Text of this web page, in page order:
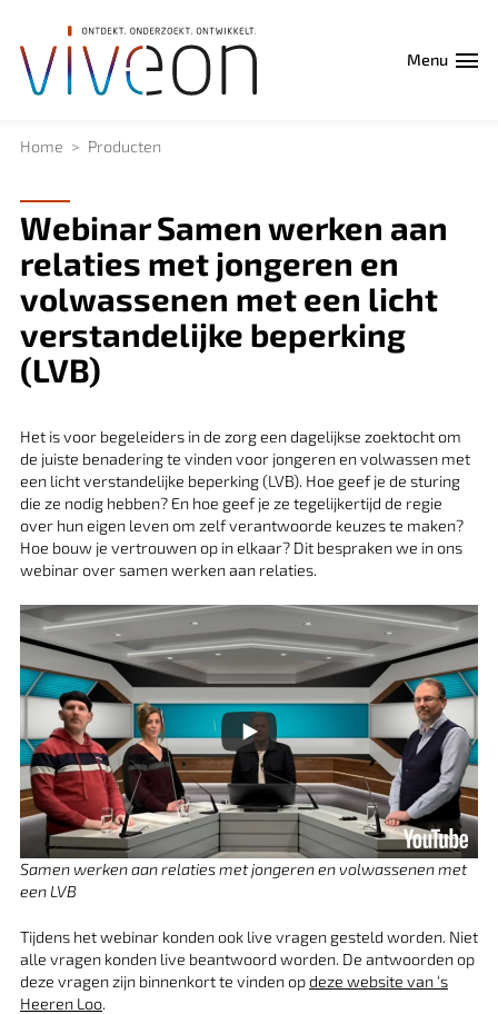
Menu
Home Producten
Webinar Samen werken aan
relaties met jongeren en
volwassenen met een licht
verstandelijke beperking
(LVB)
Het is voor begeleiders in de zorg een dagelijkse zoektocht om
de juiste benadering te vinden voor jongeren en volwassen met
een licht verstandelijke beperking (LVB). Hoe geef je de sturing
die ze nodig hebben? En hoe geef je ze tegelijkertijd de regie
over hun eigen leven om zelf verantwoorde keuzes te maken?
Hoe bouw je vertrouwen op in elkaar? Dit bespraken we in ons
webinar over samen werken aan relaties.
Samen werken aan relaties met jongeren en volwassenen met
een LVB
Tijdens het webinar konden ook live vragen gesteld worden. Niet
alle vragen konden live beantwoord worden. De antwoorden op
deze vragen zijn binnenkort te vinden opdeze website van ‘s
Heeren Loo.